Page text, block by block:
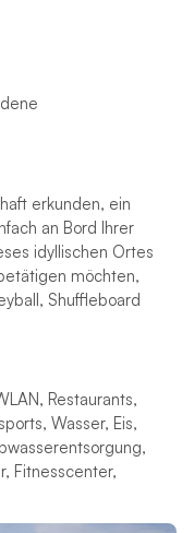
erkunden, ein
an Bord Ihrer
idyllischen Ortes
möchten,
Shuffleboard
Restaurants,
Wasser, Eis,
Fitnesscenter,